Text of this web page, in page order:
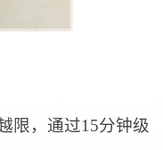
限，通过15分钟级